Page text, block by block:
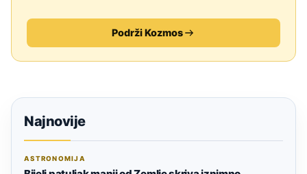
Podrži Kozmos
Najnovije
ASTRONOMIJA